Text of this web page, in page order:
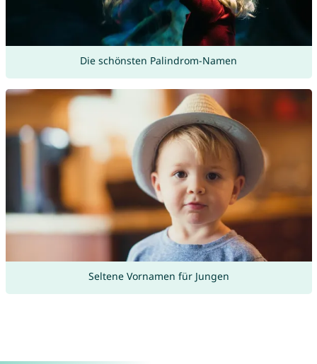
Die schönsten Palindrom-Namen
Seltene Vornamen für Jungen